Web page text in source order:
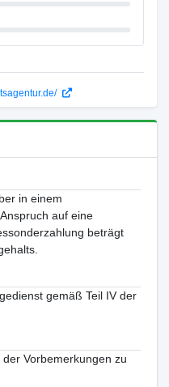
in einem
auf eine
beträgt
gemäß Teil IV der
Vorbemerkungen zu